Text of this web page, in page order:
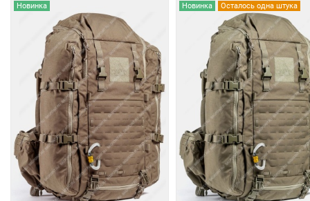
Новинка Новинка Осталось одна штука